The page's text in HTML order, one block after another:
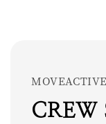
MOVEACTIVE
CREW